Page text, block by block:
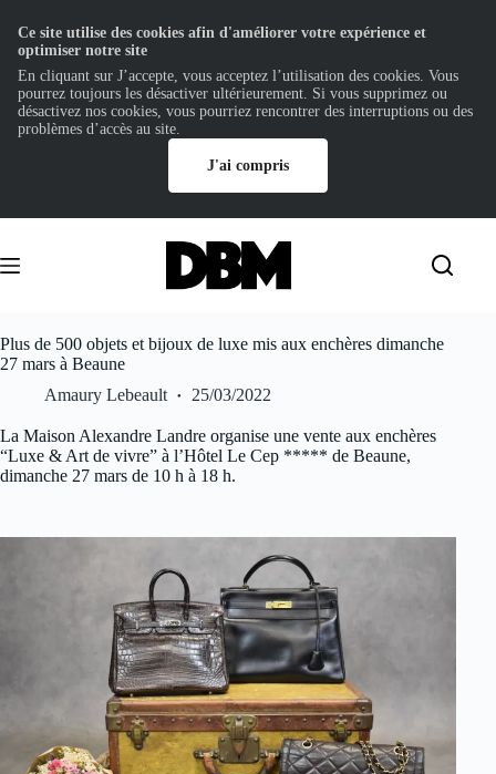
contenu
Plus de 500 objets et bijoux de luxe mis aux enchères dimanche
27 mars à Beaune
Amaury Lebeault
25/03/2022
La Maison Alexandre Landre organise une vente aux enchères
“Luxe & Art de vivre” à l’Hôtel Le Cep ***** de Beaune,
dimanche 27 mars de 10 h à 18 h.
Ce site utilise des cookies afin d'améliorer votre expérience et
optimiser notre site
En cliquant sur J’accepte, vous acceptez l’utilisation des cookies. Vous
pourrez toujours les désactiver ultérieurement. Si vous supprimez ou
désactivez nos cookies, vous pourriez rencontrer des interruptions ou des
problèmes d’accès au site.
J'ai compris